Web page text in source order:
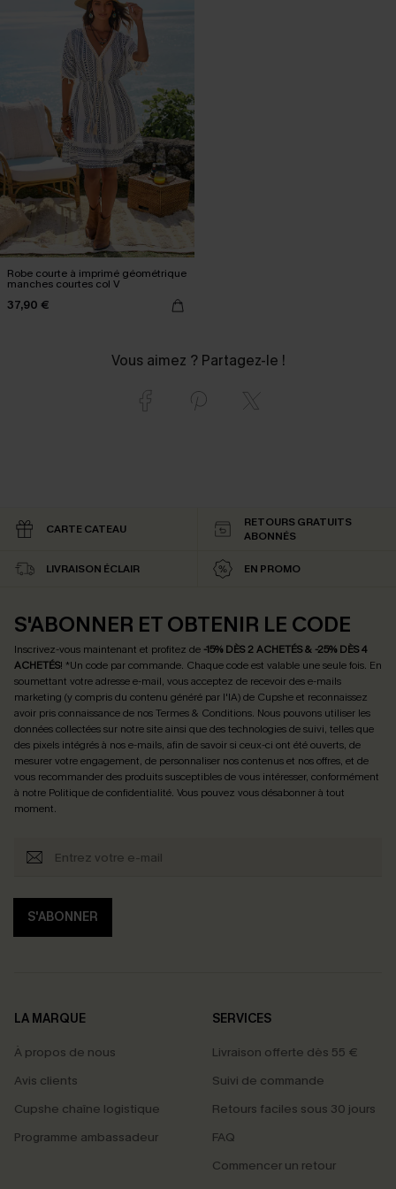
Robe courte à imprimé géométrique
manches courtes col V
37,90 €
Vous aimez ? Partagez-le !
CARTE CATEAU
RETOURS GRATUITS
ABONNÉS
LIVRAISON ÉCLAIR EN PROMO
S'ABONNER ET OBTENIR LE CODE
Inscrivez-vous maintenant et profitez de -15% DÈS 2 ACHETÉS & -25% DÈS 4
ACHETÉS! *Un code par commande. Chaque code est valable une seule fois. En
soumettant votre adresse e-mail, vous acceptez de recevoir des e-mails
marketing (y compris du contenu généré par l'IA) de Cupshe et reconnaissez
avoir pris connaissance de nosTermes & Conditions. Nous pouvons utiliser les
données collectées sur notre site ainsi que des technologies de suivi, telles que
des pixels intégrés à nos e-mails, afin de savoir si ceux-ci ont été ouverts, de
mesurer votre engagement, de personnaliser nos contenus et nos offres, et de
vous recommander des produits susceptibles de vous intéresser, conformément
à notre Politique de confidentialité. Vous pouvez vous désabonner à tout
moment.
S'ABONNER
LA MARQUE
À propos de nous
Avis clients
Cupshe chaîne logistique
Programme ambassadeur
SERVICES
Livraison offerte dès 55 €
Suivi de commande
Retours faciles sous 30 jours
FAQ
Commencer un retour